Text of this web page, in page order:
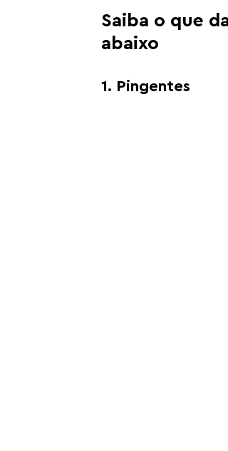
Saiba o que
abaixo
1. Pingentes